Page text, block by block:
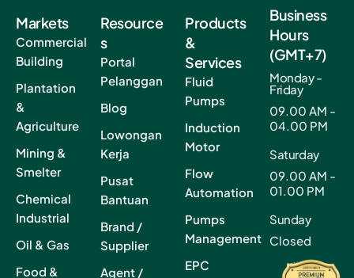
Markets
Commercial
Building
Plantation
&
Agriculture
Mining &
Smelter
Chemical
Industrial
Oil & Gas
Food &
Resource
s
Portal
Pelanggan
Blog
Lowongan
Kerja
Pusat
Bantuan
Brand /
Supplier
Agent /
Products
&
Services
Fluid
Pumps
Induction
Motor
Flow
Automation
Pumps
Management
EPC
Business
Hours
(GMT+7)
Monday -
Friday
09.00 AM -
04.00 PM
Saturday
09.00 AM -
01.00 PM
Sunday
Closed